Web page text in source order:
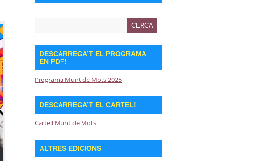
DESCARREGA’T EL PROGRAMA
EN PDF!
Programa Munt de Mots 2025
DESCARREGA’T EL CARTEL!
Cartell Munt de Mots
ALTRES EDICIONS